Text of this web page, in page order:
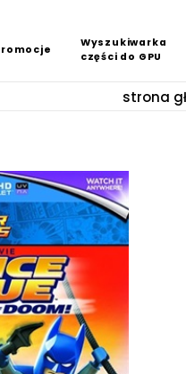
Wyszukiwarka
części do GPU
strona